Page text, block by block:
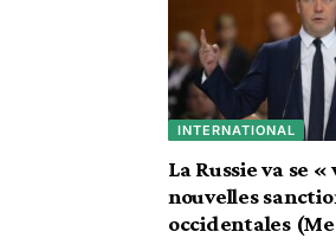
INTERNATIONAL
La Russie va se
nouvelles
occidentales